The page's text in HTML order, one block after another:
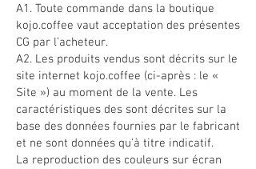
A1. Toute commande dans la boutique
kojo.coffee vaut acceptation des présentes
CG par l’acheteur.
A2. Les produits vendus sont décrits sur le
site internet kojo.coffee (ci-après : le «
Site ») au moment de la vente. Les
caractéristiques des sont décrites sur la
base des données fournies par le fabricant
et ne sont données qu'à titre indicatif.
La reproduction des couleurs sur écran